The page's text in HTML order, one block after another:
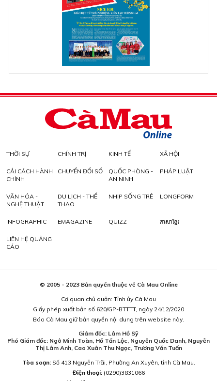
THỜI SỰ CHÍNH TRỊ KINH TẾ XÃ HỘI
CẢI CÁCH HÀNH
CHÍNH
CHUYỂN ĐỔI SỐ
QUỐC PHÒNG -
AN NINH
PHÁP LUẬT
VĂN HÓA -
NGHỆ THUẬT
DU LỊCH - THỂ
THAO
NHỊP SỐNG TRẺ LONGFORM
INFOGRAPHIC EMAGAZINE QUIZZ ភាសាខ្មែរ
LIÊN HỆ QUẢNG
CÁO
© 2005 - 2023 Bản quyền thuộc về Cà Mau Online
Cơ quan chủ quản: Tỉnh ủy Cà Mau
Giấy phép xuất bản số 620/GP-BTTTT, ngày 24/12/2020
Báo Cà Mau giữ bản quyền nội dung trên website này.
Giám đốc: Lâm Hồ Sỹ
Phó Giám đốc: Ngô Minh Toàn, Hồ Tấn Lộc, Nguyễn Quốc Danh, Nguyễn
Thị Lâm Anh, Cao Xuân Thu Ngọc, Trương Văn Tuấn
Tòa soạn:Số 413 Nguyễn Trãi, Phường An Xuyên, tỉnh Cà Mau.
Điện thoại: (0290)3831066